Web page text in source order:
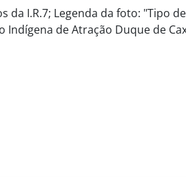
da I.R.7; Legenda da foto: "Tipo
de Atração Duque de